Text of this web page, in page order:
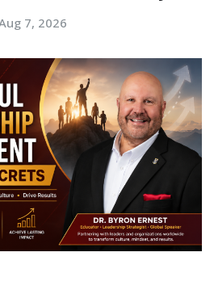
7, 2026